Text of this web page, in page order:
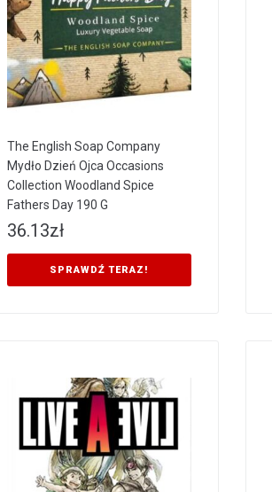
The English Soap Company
Mydło Dzień Ojca Occasions
Collection Woodland Spice
Fathers Day 190 G
36.13zł
SPRAWDŹ TERAZ!